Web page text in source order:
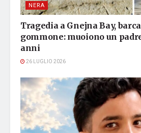
NERA
Tragedia a Gnejna Bay,
gommone: muoiono un
anni
26 LUGLIO 2026